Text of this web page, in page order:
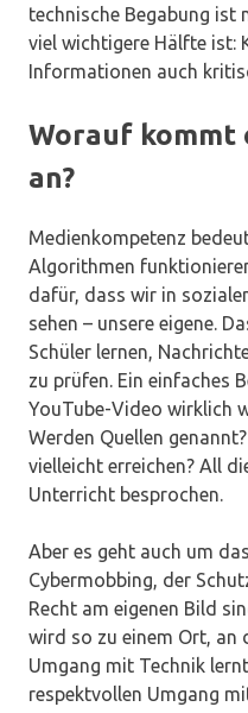
technische Begabung ist
viel wichtigere Hälfte ist:
Informationen auch
Worauf kommt
an?
Medienkompetenz
Algorithmen
dafür, dass wir in
sehen – unsere eigene.
Schüler lernen,
zu prüfen. Ein einfaches
YouTube-Video wirklich
Werden Quellen
vielleicht erreichen? All
Unterricht besprochen.
Aber es geht auch um
Cybermobbing, der
Recht am eigenen Bild
wird so zu einem Ort, an
Umgang mit Technik
respektvollen Umgang